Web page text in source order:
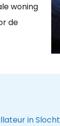
woning
de
in